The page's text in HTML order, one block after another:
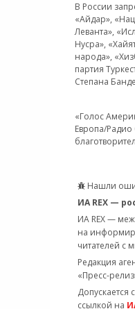
В России
«Айдар»,
Леванта»,
Нусра»,
народа»,
партия
Степана
«Голос
Европа/
Нашли
ИА REX —
ИА REX —
на
читателей с
Редакция
«Пресс-
ссылкой на